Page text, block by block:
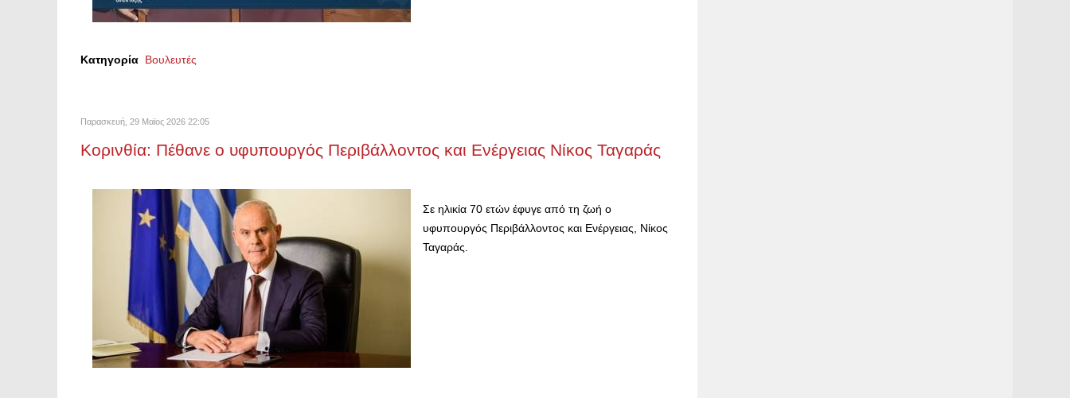
Κατηγορία Βουλευτές
Παρασκευή, 29 Μαϊος 2026 22:05
Κορινθία: Πέθανε ο υφυπουργός Περιβάλλοντος και Ενέργειας Νίκος Ταγαράς
Σε ηλικία 70 ετών έφυγε από τη ζωή ο
υφυπουργός Περιβάλλοντος και Ενέργειας, Νίκος
Ταγαράς.